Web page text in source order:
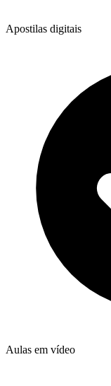
Apostilas digitais
Aulas em vídeo